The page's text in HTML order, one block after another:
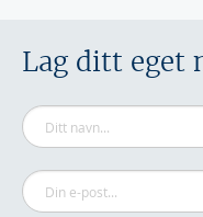
Lag ditt eget